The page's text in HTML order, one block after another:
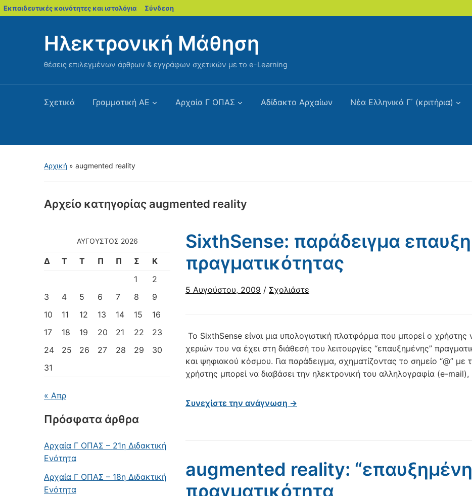
Εκπαιδευτικές κοινότητες και ιστολόγια blogs.sch.gr
Σύνδεση
Ηλεκτρονική Μάθηση
θέσεις επιλεγμένων άρθρων & εγγράφων σχετικών με το e-Learning
Σχετικά Γραμματική ΑΕ Αρχαία Γ ΟΠΑΣ Αδίδακτο Αρχαίων Νέα Ελληνικά Γ΄ (κριτήρια)
Αρχική » augmented reality
Αρχείο κατηγορίας augmented reality
ΑΎΓΟΥΣΤΟΣ 2026
Δ Τ Τ Π Π Σ
Κ
1
2
3
4 5 6 7 8
9
10
11 12 13 14 15
16
17
18 19 20 21 22
23
24
25 26 27 28 29
30
31
« Απρ
Πρόσφατα άρθρα
Αρχαία Γ ΟΠΑΣ – 21η Διδακτική
Ενότητα
Αρχαία Γ ΟΠΑΣ – 18η Διδακτική
Ενότητα
SixthSense: παράδειγμα
πραγματικότητας
5 Αυγούστου, 2009 / Σχολιάστε
Το SixthSense είναι μια υπολογιστική πλατφόρμα που μπορεί ο χρήστης
χεριών του να έχει στη διάθεσή του λειτουργίες “επαυξημένης”
και ψηφιακού κόσμου. Για παράδειγμα, σχηματίζοντας το σημείο “@”
χρήστης μπορεί να διαβάσει την ηλεκτρονική του αλληλογραφία (e-
Συνεχίστε την ανάγνωση →
augmented reality:
πραγματικότητα